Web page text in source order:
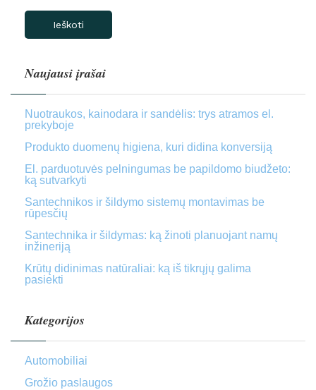
Ieškoti
Naujausi įrašai
Nuotraukos, kainodara ir sandėlis: trys atramos el.
prekyboje
Produkto duomenų higiena, kuri didina konversiją
El. parduotuvės pelningumas be papildomo biudžeto:
ką sutvarkyti
Santechnikos ir šildymo sistemų montavimas be
rūpesčių
Santechnika ir šildymas: ką žinoti planuojant namų
inžineriją
Krūtų didinimas natūraliai: ką iš tikrųjų galima
pasiekti
Kategorijos
Automobiliai
Grožio paslaugos